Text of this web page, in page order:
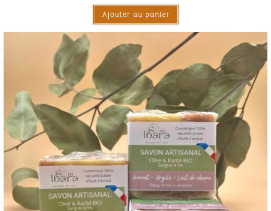
Note5.00
sur 5
Ajouter au panier